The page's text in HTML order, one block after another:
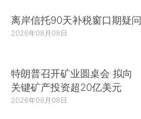
离岸信托90天补税窗口期疑问
2026年08月08日
特朗普召开矿业圆桌会 拟向
关键矿产投资超20亿美元
2026年08月08日